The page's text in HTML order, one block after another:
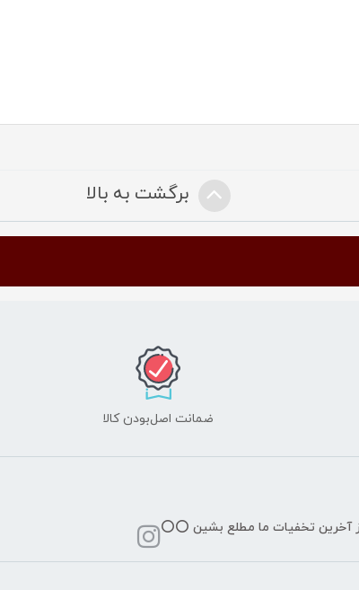
برگشت به بالا
ضمانت اصل‌بودن کالا
آخرین تخفیات ما مطلع بشین ⭕️⭕️